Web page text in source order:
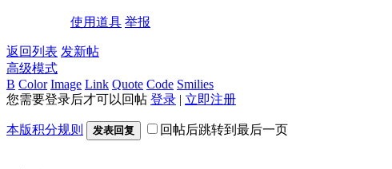
使用道具 举报
返回列表 发新帖
高级模式
B Color Image Link Quote Code Smilies
您需要登录后才可以回帖 登录 | 立即注册
本版积分规则 发表回复 回帖后跳转到最后一页